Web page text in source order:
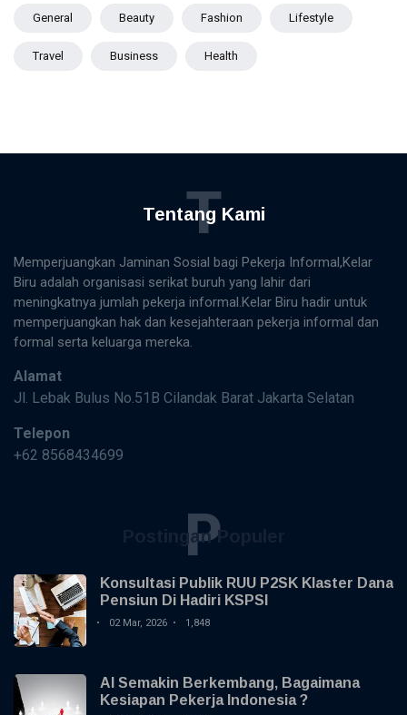
General Beauty Fashion Lifestyle
Travel Business Health
Tentang Kami
T
Memperjuangkan Jaminan Sosial bagi Pekerja Informal,Kelar
Biru adalah organisasi serikat buruh yang lahir dari
meningkatnya jumlah pekerja informal.Kelar Biru hadir untuk
memperjuangkan hak dan kesejahteraan pekerja informal dan
formal serta keluarga mereka.
Alamat
Jl. Lebak Bulus No.51B Cilandak Barat Jakarta Selatan
Telepon
+62 8568434699
Postingan Populer
P
Konsultasi Publik RUU P2SK Klaster Dana
Pensiun Di Hadiri KSPSI
02 Mar, 2026 1,848
AI Semakin Berkembang, Bagaimana
Kesiapan Pekerja Indonesia ?